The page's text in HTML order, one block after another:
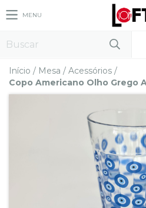
MENU
Início / Mesa / Acessórios /
Copo Americano Olho Grego